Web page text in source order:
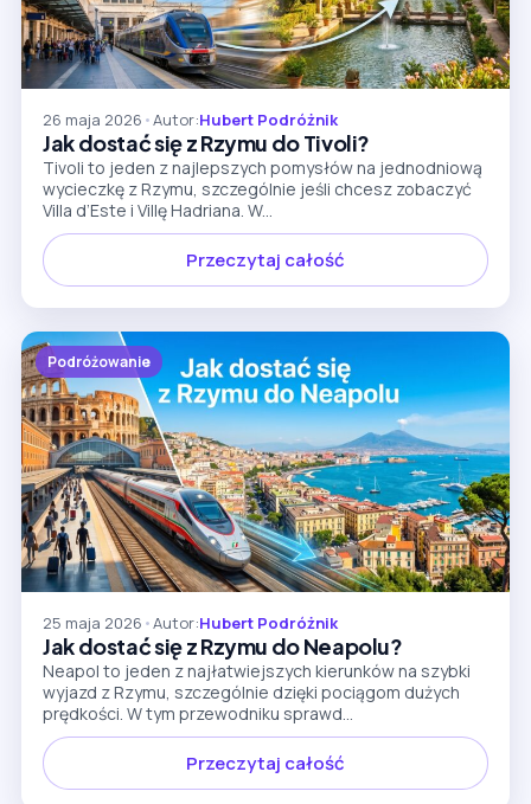
26 maja 2026 •Autor:Hubert Podróżnik
Jak dostać się z Rzymu do Tivoli?
Tivoli to jeden z najlepszych pomysłów na jednodniową
wycieczkę z Rzymu, szczególnie jeśli chcesz zobaczyć
Villa d’Este i Villę Hadriana. W...
Przeczytaj całość
Podróżowanie
25 maja 2026 •Autor:Hubert Podróżnik
Jak dostać się z Rzymu do Neapolu?
Neapol to jeden z najłatwiejszych kierunków na szybki
wyjazd z Rzymu, szczególnie dzięki pociągom dużych
prędkości. W tym przewodniku sprawd...
Przeczytaj całość